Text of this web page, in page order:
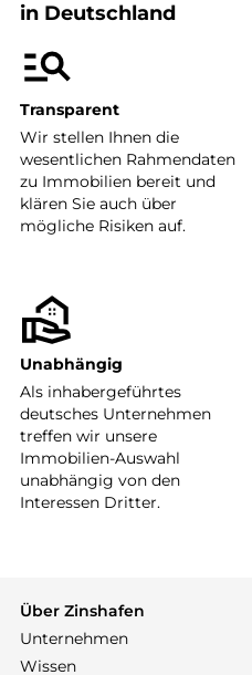
in Deutschland
Transparent
Wir stellen Ihnen die
wesentlichen Rahmendaten
zu Immobilien bereit und
klären Sie auch über
mögliche Risiken auf.
Unabhängig
Als inhabergeführtes
deutsches Unternehmen
treffen wir unsere
Immobilien-Auswahl
unabhängig von den
Interessen Dritter.
Über Zinshafen
Unternehmen
Wissen